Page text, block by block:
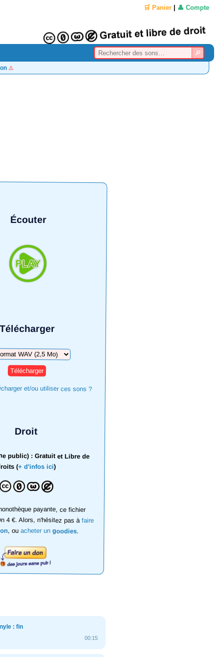
🛒 Panier 👤 Compte
⚠️
Écouter
Télécharger
et/ou utiliser ces sons ?
Droit
public) : Gratuit et Libre de
(+ d'infos ici)
payante, ce fichier
4 €. Alors, n'hésitez pas àfaire
, ouacheter ungoodies.
: fin
00:15